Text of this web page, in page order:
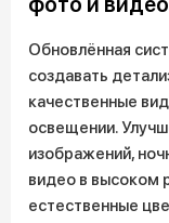
Обновлённая
создавать
качественные
освещении.
изображений,
видео в высоком
естественные